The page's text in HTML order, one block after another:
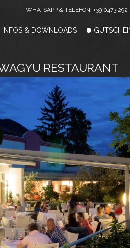
WHATSAPP & TELEFON: +39 0473
INFOS & DOWNLOADS
RESTAURANT